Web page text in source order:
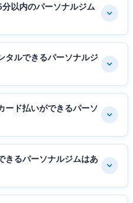
以内のパーソナルジム
タルできるパーソナルジ
ード払いができるパーソ
きるパーソナルジムはあ